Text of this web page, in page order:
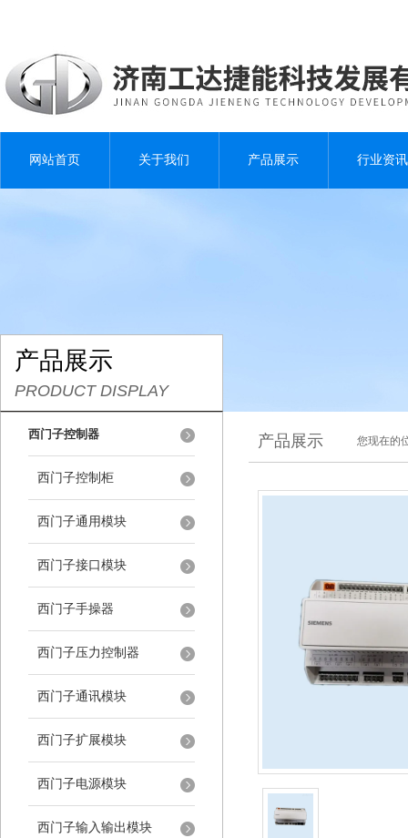
网站首页 关于我们 产品展示 行业资讯
产品展示
PRODUCT DISPLAY
西门子控制器
西门子控制柜
西门子通用模块
西门子接口模块
西门子手操器
西门子压力控制器
西门子通讯模块
西门子扩展模块
西门子电源模块
西门子输入输出模块
产品展示 您现在的